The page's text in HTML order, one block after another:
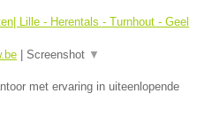
Lille - Herentals - Turnhout - Geel
| Screenshot ▼
met ervaring in uiteenlopende